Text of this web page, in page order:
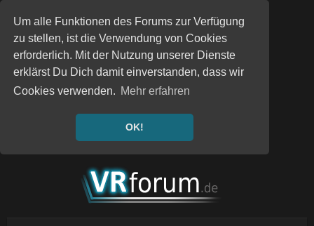
Um alle Funktionen des Forums zur Verfügung
zu stellen, ist die Verwendung von Cookies
erforderlich. Mit der Nutzung unserer Dienste
erklärst Du Dich damit einverstanden, dass wir
Cookies verwenden. Mehr erfahren
OK!